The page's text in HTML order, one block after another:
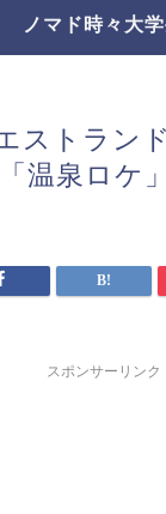
ノマド時々大
ストラン
温泉ロケ
スポンサーリンク